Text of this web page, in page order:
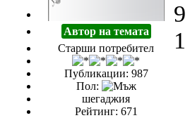
Автор на темата
Старши потребител
Публикации: 987
Пол:
шегаджия
Рейтинг: 671
9